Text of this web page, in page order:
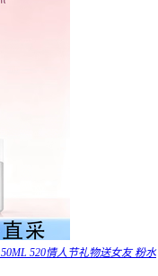
520情人节礼物送女友 粉水